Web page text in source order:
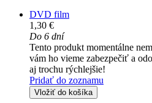
DVD film
1,30 €
Do 6 dní
Tento produkt momentálne
vám ho vieme zabezpečiť a
aj trochu rýchlejšie!
Pridať do zoznamu
Vložiť do košíka